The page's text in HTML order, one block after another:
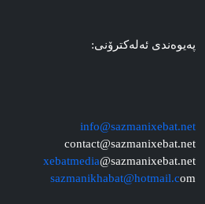
په‌یوه‌ندی ئه‌له‌کترۆنی:
info@sazmanixebat.net
contact@sazmanixebat.net
xebatmedia@sazmanixebat.net
sazmanikhabat@hotmail.com